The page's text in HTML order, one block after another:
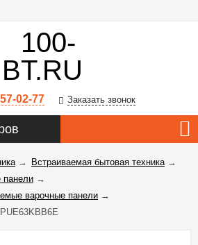
02-77 Заказать звонок
→ Встраиваемая бытовая техника→
панели →
варочные панели →